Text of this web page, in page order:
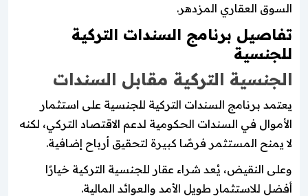
السوق العقاري المزدهر.
تفاصيل برنامج السندات التركية
للجنسية
الجنسية التركية مقابل السندات
يعتمد برنامج السندات التركية للجنسية على استثمار
الأموال في السندات الحكومية لدعم الاقتصاد التركي، لكنه
لا يمنح المستثمر فرصًا كبيرة لتحقيق أرباح إضافية.
وعلى النقيض، يُعد شراء عقار للجنسية التركية خيارًا
أفضل للاستثمار طويل الأمد والعوائد المالية.